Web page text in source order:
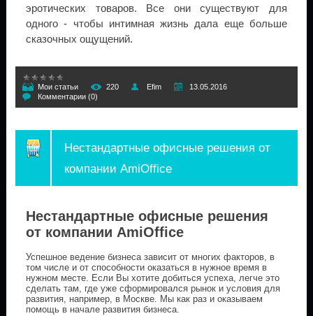
эротических товаров. Все они существуют для
одного - чтобы интимная жизнь дала еще больше
сказочных ощущений.
Мои статьи 220 Efim
13.05.2016
Комментарии (0)
Нестандартные офисные решения от
компании AmiOffice
Нестандартные офисные решения
от компании AmiOffice
Успешное ведение бизнеса зависит от многих факторов, в
том числе и от способности оказаться в нужное время в
нужном месте. Если Вы хотите добиться успеха, легче это
сделать там, где уже сформировался рынок и условия для
развития, например, в Москве. Мы как раз и оказываем
помощь в начале развития бизнеса.